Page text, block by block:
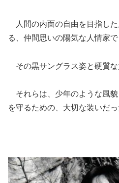
人間の内面の自由を目指し
る、仲間思いの陽気な人情家で
その黒サングラス姿と硬質な
それらは、少年のような風
を守るための、大切な装いだ